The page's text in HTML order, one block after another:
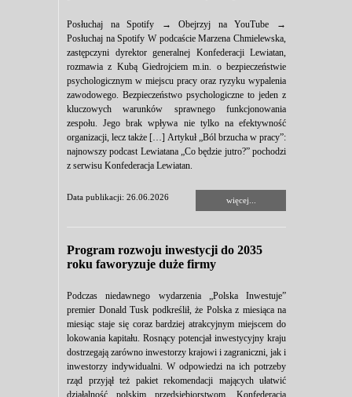
Posłuchaj na Spotify → Obejrzyj na YouTube →
Posłuchaj na Spotify W podcaście Marzena Chmielewska,
zastępczyni dyrektor generalnej Konfederacji Lewiatan,
rozmawia z Kubą Giedrojciem m.in. o bezpieczeństwie
psychologicznym w miejscu pracy oraz ryzyku wypalenia
zawodowego. Bezpieczeństwo psychologiczne to jeden z
kluczowych warunków sprawnego funkcjonowania
zespołu. Jego brak wpływa nie tylko na efektywność
organizacji, lecz także […] Artykuł „Ból brzucha w pracy”:
najnowszy podcast Lewiatana „Co będzie jutro?” pochodzi
z serwisu Konfederacja Lewiatan.
Data publikacji: 26.06.2026 więcej...
Program rozwoju inwestycji do 2035
roku faworyzuje duże firmy
Podczas niedawnego wydarzenia „Polska Inwestuje”
premier Donald Tusk podkreślił, że Polska z miesiąca na
miesiąc staje się coraz bardziej atrakcyjnym miejscem do
lokowania kapitału. Rosnący potencjał inwestycyjny kraju
dostrzegają zarówno inwestorzy krajowi i zagraniczni, jak i
inwestorzy indywidualni. W odpowiedzi na ich potrzeby
rząd przyjął też pakiet rekomendacji mających ułatwić
działalność polskim przedsiębiorstwom. Konfederacja